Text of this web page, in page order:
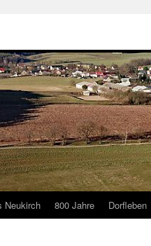
Neukirch 800 Jahre Dorfleben